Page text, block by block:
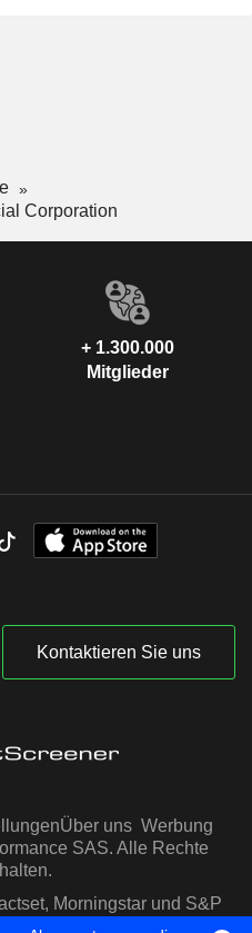
Corporation
+ 1.300.000
Mitglieder
Kontaktieren Sie uns
Über uns Werbung
SAS. Alle Rechte
Morningstar und S&P
gestellt